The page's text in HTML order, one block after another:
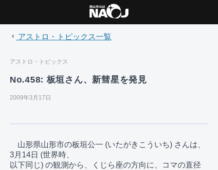
アストロ・トピックス一覧
アストロ・トピックス
No.458: 板垣さん、新彗星を発見
2009年3月17日
山形県山形市の板垣公一 (いたがきこういち) さんは、
3月14日 (世界時、
以下同じ) の観測から、くじら座の方向に、コマの直径